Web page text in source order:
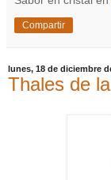
Compartir
lunes, 18 de diciembre
Thales de